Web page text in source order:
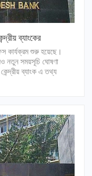
ব্যাংকের
কার্যক্রম শুরু হয়েছে।
নতুন সময়সূচি ঘোষণা
ব্যাংক এ তথ্য